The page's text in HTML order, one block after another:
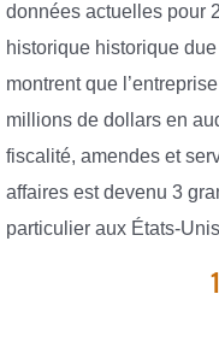
données actuelles pour
historique historique
montrent que
millions de dollars en
fiscalité, amendes et
affaires est devenu 3
particulier aux États-